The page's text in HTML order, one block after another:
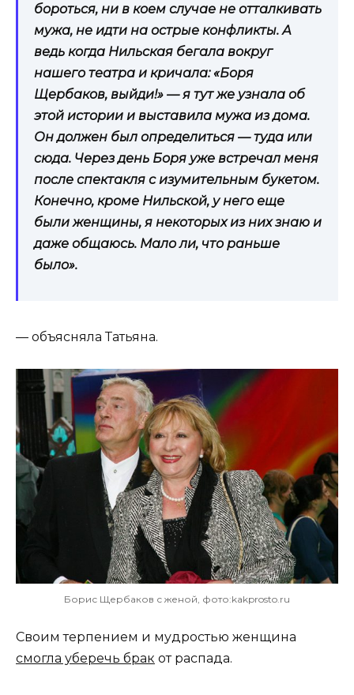
бороться, ни в коем случае не отталкивать
мужа, не идти на острые конфликты. А
ведь когда Нильская бегала вокруг
нашего театра и кричала: «Боря
Щербаков, выйди!» — я тут же узнала об
этой истории и выставила мужа из дома.
Он должен был определиться — туда или
сюда. Через день Боря уже встречал меня
после спектакля с изумительным букетом.
Конечно, кроме Нильской, у него еще
были женщины, я некоторых из них знаю и
даже общаюсь. Мало ли, что раньше
было».
— объясняла Татьяна.
Борис Щербаков с женой, фото:kakprosto.ru
Своим терпением и мудростью женщина
смогла уберечь брак от распада.